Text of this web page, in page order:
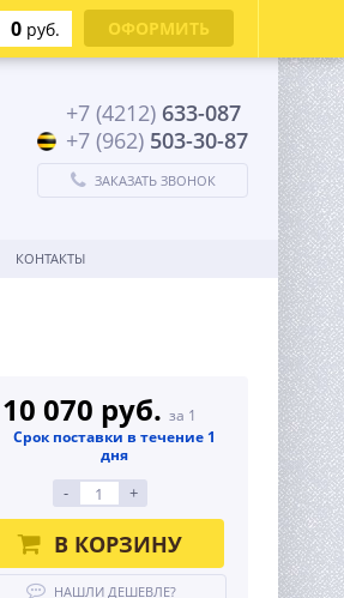
+7 (4212) 633-087
+7 (962) 503-30-87
ЗАКАЗАТЬ ЗВОНОК
КОНТАКТЫ
10 070 руб. за 1
Срок поставки в течение 1
дня
- +
В КОРЗИНУ
НАШЛИ ДЕШЕВЛЕ?
0 руб. ОФОРМИТЬ